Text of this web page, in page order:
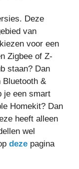
Deze
van
voor een
Zigbee of Z-
staan? Dan
Bluetooth &
je een smart
Homekit? Dan
heeft alleen
wel
deze pagina